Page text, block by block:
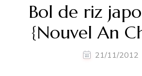
Bol de riz
{Nouvel An
21/11/2012